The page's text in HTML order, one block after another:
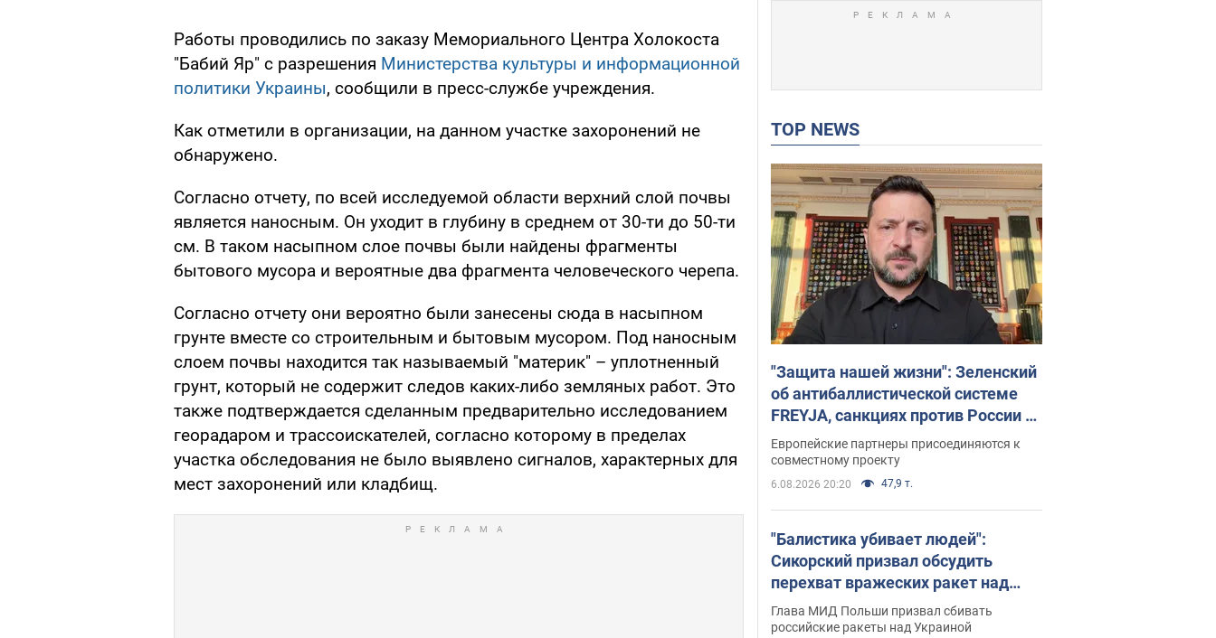
Работы проводились по заказу Мемориального Центра Холокоста
"Бабий Яр" с разрешения Министерства культуры и информационной
политики Украины, сообщили в пресс-службе учреждения.
Как отметили в организации, на данном участке захоронений не
обнаружено.
Согласно отчету, по всей исследуемой области верхний слой почвы
является наносным. Он уходит в глубину в среднем от 30-ти до 50-ти
см. В таком насыпном слое почвы были найдены фрагменты
бытового мусора и вероятные два фрагмента человеческого черепа.
Согласно отчету они вероятно были занесены сюда в насыпном
грунте вместе со строительным и бытовым мусором. Под наносным
слоем почвы находится так называемый "материк" – уплотненный
грунт, который не содержит следов каких-либо земляных работ. Это
также подтверждается сделанным предварительно исследованием
георадаром и трассоискателей, согласно которому в пределах
участка обследования не было выявлено сигналов, характерных для
мест захоронений или кладбищ.
TOP NEWS
"Защита нашей жизни": Зеленский
об антибаллистической системе
FREYJA, санкциях против России и
поддержке аграриев. Видео
Европейские партнеры присоединяются к
совместному проекту
6.08.2026 20:20 47,9 т.
"Балистика убивает людей":
Сикорский призвал обсудить
перехват вражеских ракет над
Украиной
Глава МИД Польши призвал сбивать
российские ракеты над Украиной